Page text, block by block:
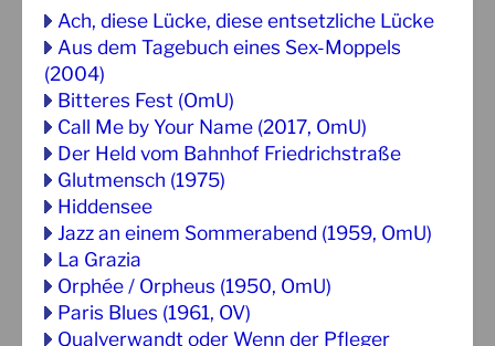
Ach, diese Lücke, diese entsetzliche Lücke
Aus dem Tagebuch eines Sex-Moppels
(2004)
Bitteres Fest (OmU)
Call Me by Your Name (2017, OmU)
Der Held vom Bahnhof Friedrichstraße
Glutmensch (1975)
Hiddensee
Jazz an einem Sommerabend (1959, OmU)
La Grazia
Orphée / Orpheus (1950, OmU)
Paris Blues (1961, OV)
Qualverwandt oder Wenn der Pfleger